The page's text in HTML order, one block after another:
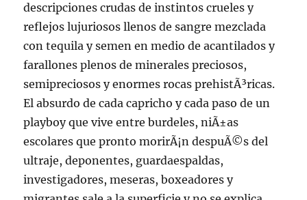
descripciones crudas de instintos crueles y
reflejos lujuriosos llenos de sangre mezclada
con tequila y semen en medio de acantilados y
farallones plenos de minerales preciosos,
semipreciosos y enormes rocas prehistÃ³ricas.
El absurdo de cada capricho y cada paso de un
playboy que vive entre burdeles, niÃ±as
escolares que pronto morirÃ¡n despuÃ©s del
ultraje, deponentes, guardaespaldas,
investigadores, meseras, boxeadores y